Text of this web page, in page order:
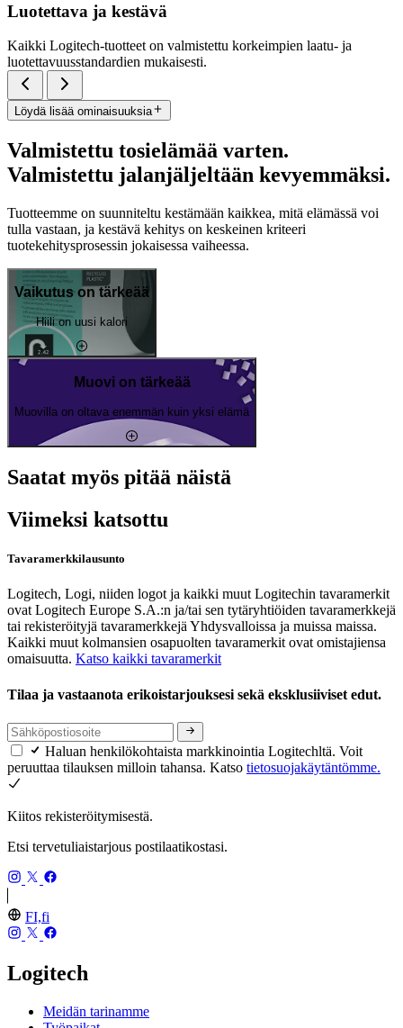
Luotettava ja kestävä
Kaikki Logitech-tuotteet on valmistettu korkeimpien laatu- ja
luotettavuusstandardien mukaisesti.
Löydä lisää ominaisuuksia
Valmistettu tosielämää varten.
Valmistettu jalanjäljeltään kevyemmäksi.
Tuotteemme on suunniteltu kestämään kaikkea, mitä elämässä voi
tulla vastaan, ja kestävä kehitys on keskeinen kriteeri
tuotekehitysprosessin jokaisessa vaiheessa.
Vaikutus on tärkeää
Hiili on uusi kalori
Muovi on tärkeää
Muovilla on oltava enemmän kuin yksi elämä
Saatat myös pitää näistä
Viimeksi katsottu
Tavaramerkkilausunto
Logitech, Logi, niiden logot ja kaikki muut Logitechin tavaramerkit
ovat Logitech Europe S.A.:n ja/tai sen tytäryhtiöiden tavaramerkkejä
tai rekisteröityjä tavaramerkkejä Yhdysvalloissa ja muissa maissa.
Kaikki muut kolmansien osapuolten tavaramerkit ovat omistajiensa
omaisuutta. Katso kaikki tavaramerkit
Tilaa ja vastaanota erikoistarjouksesi sekä eksklusiiviset edut.
Haluan henkilökohtaista markkinointia Logitechltä. Voit
peruuttaa tilauksen milloin tahansa. Katso tietosuojakäytäntömme.
Kiitos rekisteröitymisestä.
Etsi tervetuliaistarjous postilaatikostasi.
FI,fi
Logitech
Meidän tarinamme